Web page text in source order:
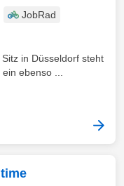
JobRad
in Düsseldorf steht
ebenso ...